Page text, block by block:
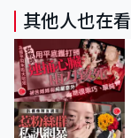
其他人也在看